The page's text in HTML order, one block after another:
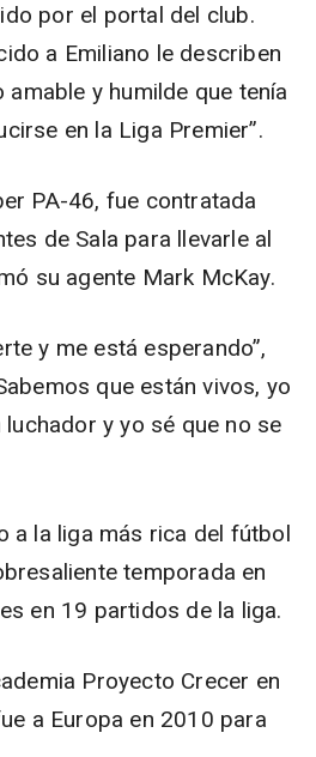
por el portal del club.
a Emiliano le describen
y humilde que tenía
en la Liga Premier”.
PA-46, fue contratada
de Sala para llevarle al
su agente Mark McKay.
y me está esperando”,
que están vivos, yo
luchador y yo sé que no se
a la liga más rica del fútbol
temporada en
en 19 partidos de la liga.
Proyecto Crecer en
a Europa en 2010 para